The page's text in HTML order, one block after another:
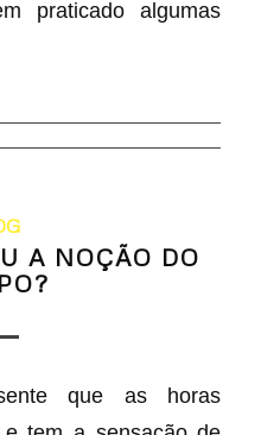
praticado algumas
A NOÇÃO DO
que as horas